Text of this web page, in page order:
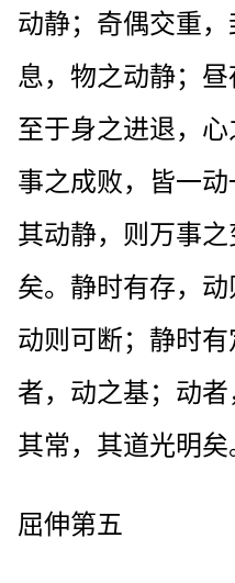
动静；奇偶交重
息，物之动静；昼
至于身之进退，心
事之成败，皆一
其动静，则万事
矣。静时有存，动
动则可断；静时
者，动之基；动
其常，其道光明矣
屈伸第五